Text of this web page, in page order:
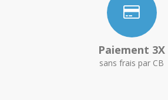
Paiement 3X
sans frais par CB